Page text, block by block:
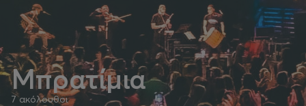
Μπρατίμια
7 ακόλουθοι